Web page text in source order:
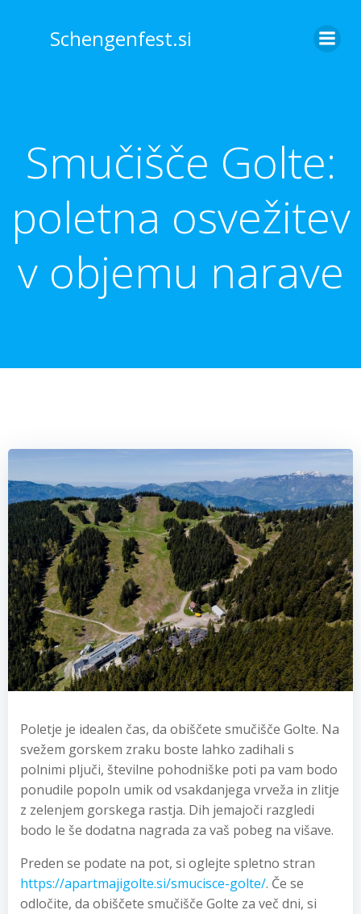
to
content
Schengenfest.si
Smučišče Golte:
poletna osvežitev
v objemu narave
Poletje je idealen čas, da obiščete smučišče Golte. Na
svežem gorskem zraku boste lahko zadihali s
polnimi pljuči, številne pohodniške poti pa vam bodo
ponudile popoln umik od vsakdanjega vrveža in zlitje
z zelenjem gorskega rastja. Dih jemajoči razgledi
bodo le še dodatna nagrada za vaš pobeg na višave.
Preden se podate na pot, si oglejte spletno stran
https://apartmajigolte.si/smucisce-golte/. Če se
odločite, da obiščete smučišče Golte za več dni, si